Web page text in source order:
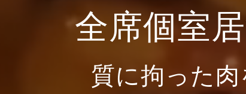
全席個室
質に拘った